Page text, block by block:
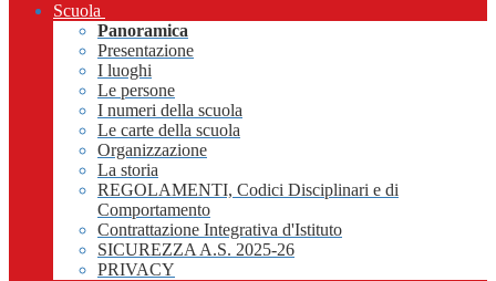
Scuola
Panoramica
Presentazione
I luoghi
Le persone
I numeri della scuola
Le carte della scuola
Organizzazione
La storia
REGOLAMENTI, Codici Disciplinari e di
Comportamento
Contrattazione Integrativa d'Istituto
SICUREZZA A.S. 2025-26
PRIVACY